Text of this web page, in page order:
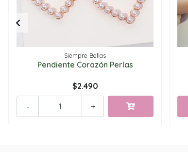
Siempre Bellas
Pendiente Corazón Perlas
$2.490
+
-